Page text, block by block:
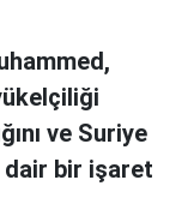
ve Suriye
bir işaret